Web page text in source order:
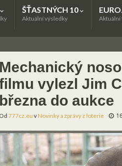
ŠŤASTNÝCH 10
Aktuální výsledky Aktuální
Mechanický
vylezl Jim
března do aukce
Od 777cz.eu vNovinky a zprávy z loterie